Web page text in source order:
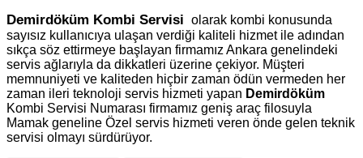
Demirdöküm Kombi Servisi olarak kombi konusunda
sayısız kullanıcıya ulaşan verdiği kaliteli hizmet ile adından
sıkça söz ettirmeye başlayan firmamız Ankara genelindeki
servis ağlarıyla da dikkatleri üzerine çekiyor. Müşteri
memnuniyeti ve kaliteden hiçbir zaman ödün vermeden her
zaman ileri teknoloji servis hizmeti yapan Demirdöküm
Kombi Servisi Numarası firmamız geniş araç filosuyla
Mamak geneline Özel servis hizmeti veren önde gelen teknik
servisi olmayı sürdürüyor.